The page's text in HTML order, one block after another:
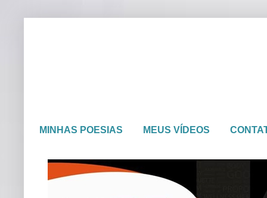
MINHAS POESIAS MEUS VÍDEOS